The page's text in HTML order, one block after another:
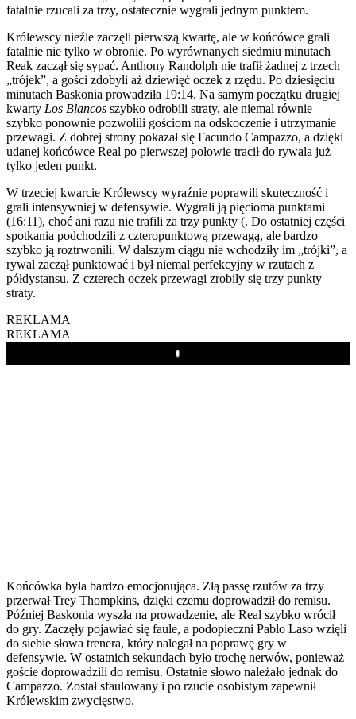
fatalnie rzucali za trzy, ostatecznie wygrali jednym punktem.
Królewscy nieźle zaczęli pierwszą kwartę, ale w końcówce grali
fatalnie nie tylko w obronie. Po wyrównanych siedmiu minutach
Reak zaczął się sypać. Anthony Randolph nie trafił żadnej z trzech
„trójek”, a gości zdobyli aż dziewięć oczek z rzędu. Po dziesięciu
minutach Baskonia prowadziła 19:14. Na samym początku drugiej
kwarty Los Blancos szybko odrobili straty, ale niemal równie
szybko ponownie pozwolili gościom na odskoczenie i utrzymanie
przewagi. Z dobrej strony pokazał się Facundo Campazzo, a dzięki
udanej końcówce Real po pierwszej połowie tracił do rywala już
tylko jeden punkt.
W trzeciej kwarcie Królewscy wyraźnie poprawili skuteczność i
grali intensywniej w defensywie. Wygrali ją pięcioma punktami
(16:11), choć ani razu nie trafili za trzy punkty (. Do ostatniej części
spotkania podchodzili z czteropunktową przewagą, ale bardzo
szybko ją roztrwonili. W dalszym ciągu nie wchodziły im „trójki”, a
rywal zaczął punktować i był niemal perfekcyjny w rzutach z
półdystansu. Z czterech oczek przewagi zrobiły się trzy punkty
straty.
REKLAMA
REKLAMA
Play
Końcówka była bardzo emocjonująca. Złą passę rzutów za trzy
przerwał Trey Thompkins, dzięki czemu doprowadził do remisu.
Później Baskonia wyszła na prowadzenie, ale Real szybko wrócił
do gry. Zaczęły pojawiać się faule, a podopieczni Pablo Laso wzięli
do siebie słowa trenera, który nalegał na poprawę gry w
defensywie. W ostatnich sekundach było trochę nerwów, ponieważ
goście doprowadzili do remisu. Ostatnie słowo należało jednak do
Campazzo. Został sfaulowany i po rzucie osobistym zapewnił
Królewskim zwycięstwo.